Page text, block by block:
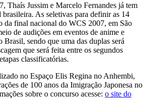
Thaís Jussim e Marcelo Fernandes já tem
As seletivas para definir as 14
da final nacional do WCS 2007, em São
de audições em eventos de anime e
Brasil, sendo que uma das duplas será
que será feita entre os segundos
classificatórias.
no Espaço Elis Regina no Anhembi,
de 100 anos da Imigração Japonesa no
sobre o concurso acesse: o site do